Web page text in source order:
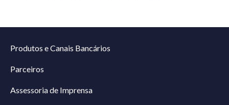
Produtos e Canais Bancários
Parceiros
Assessoria de Imprensa